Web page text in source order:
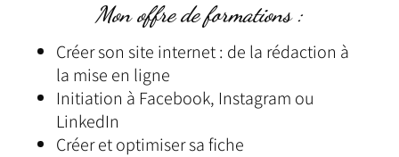
Mon offre de formations :
Créer son site internet : de la rédaction à
la mise en ligne
Initiation à Facebook, Instagram ou
LinkedIn
Créer et optimiser sa fiche